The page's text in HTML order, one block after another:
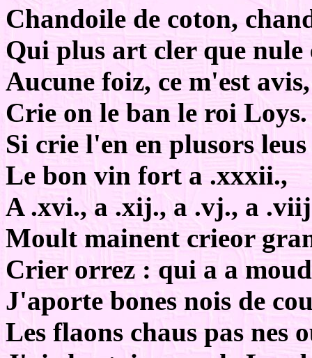
Chandoile de coton,
Qui plus art cler que nule
Aucune foiz, ce m'est avis,
Crie on le ban le roi Loys.
Si crie l'en en plusors leus
Le bon vin fort a .xxxii.,
A .xvi., a .xij., a .vj., a
Moult mainent crieor
Crier orrez : qui a a
J'aporte bones nois de
Les flaons chaus pas nes